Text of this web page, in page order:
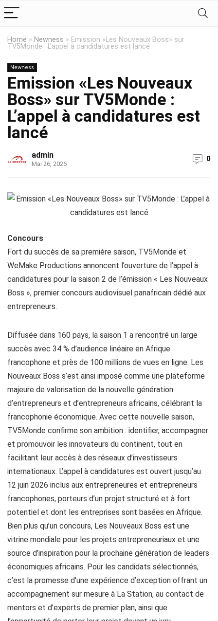
Home » Newness » Emission «Les Nouveaux Boss» sur
TV5Monde : L’appel à candidatures est lancé
Newness
Emission «Les Nouveaux
Boss» sur TV5Monde :
L’appel à candidatures est
lancé
admin
Mai 26, 2026
0
Concours
Fort du succès de sa première saison, TV5Monde et
WeMake Productions annoncent l’ouverture de l’appel à
candidatures pour la saison 2 de l’émission « Les Nouveaux
Boss », premier concours audiovisuel panafricain dédié aux
entrepreneurs.
Diffusée dans 160 pays, la saison 1 a rencontré un large
succès avec 34 % d’audience linéaire en Afrique
francophone et près de 100 millions de vues en ligne. Les
Nouveaux Boss s’est ainsi imposé comme une plateforme
majeure de valorisation de la nouvelle génération
d’entrepreneurs et d’entrepreneurs africains, célébrant la
francophonie économique. Avec cette nouvelle saison,
TV5Monde confirme son ambition : identifier, accompagner
et promouvoir les innovateurs du continent, tout en
facilitant leur accès à des réseaux d’investisseurs
internationaux. L’appel à candidatures est ouvert jusqu’au
12 juin 2026 inclus aux entrepreneures et entrepreneurs
francophones, porteurs d’un projet structuré et à fort
potentiel et dont les entreprises sont basées en Afrique.
Bien plus qu’un concours, Les Nouveaux Boss est une
vitrine mondiale pour les projets entrepreneuriaux et une
source d’inspiration pour la prochaine génération de leaders
économiques africains. Pour les candidats sélectionnés,
c’est la promesse d’une expérience d’exception offrant un
accompagnement sur mesure à La Station, au contact de
mentors et d’experts de premier plan, ainsi que